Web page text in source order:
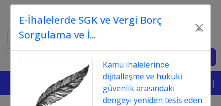
|||
E-İhalelerde SGK ve Vergi Borç
Sorgulama ve İ...
×
Kamu ihalelerinde
dijitalleşme ve hukuki
güvenlik arasındaki
dengeyi yeniden tesis eden